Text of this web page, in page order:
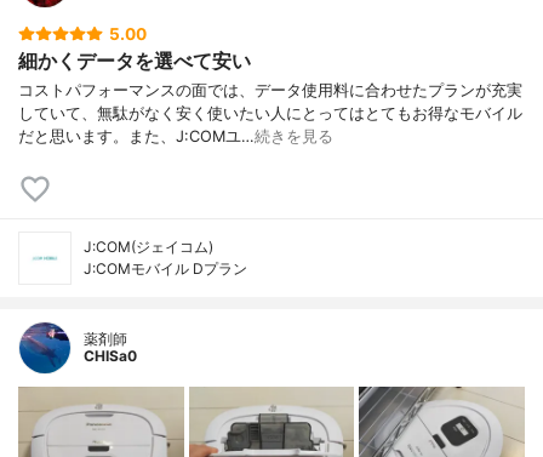
5.00
細かくデータを選べて安い
コストパフォーマンスの面では、データ使用料に合わせたプランが充実
していて、無駄がなく安く使いたい人にとってはとてもお得なモバイル
だと思います。また、J:COMユ…続きを見る
J:COM(ジェイコム)
J:COMモバイル Dプラン
薬剤師
CHISa0